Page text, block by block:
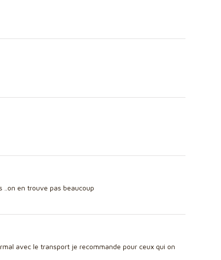
..on en trouve pas beaucoup
avec le transport je recommande pour ceux qui on